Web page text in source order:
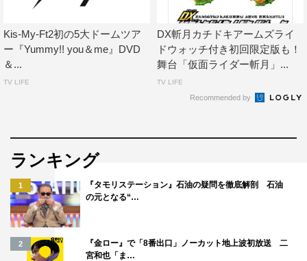
Kis-My-Ft2初の5大ドームツア
ー『Yummy!! you＆me』DVD
＆...
TV LIFE
DX斬月カチドキアームズライ
ドウォッチ付き初回限定版も！
舞台「仮面ライダー斬月」...
TV LIFE
Recommended by
ランキング
1
『タモリステーション』石油の疑問を徹底解剖 石油
の元となる“…
2
『金ロー』で「8番出口」ノーカット地上波初放送 二
宮和也「ま…